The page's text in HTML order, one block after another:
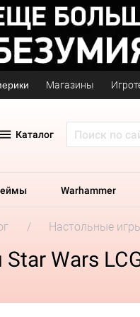
Магазины
Каталог
Warhammer
Настольные
Wars